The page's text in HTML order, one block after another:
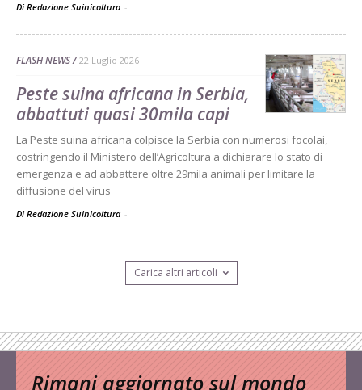
Di Redazione Suinicoltura -
FLASH NEWS 22 Luglio 2026
Peste suina africana in Serbia,
abbattuti quasi 30mila capi
La Peste suina africana colpisce la Serbia con numerosi focolai,
costringendo il Ministero dell’Agricoltura a dichiarare lo stato di
emergenza e ad abbattere oltre 29mila animali per limitare la
diffusione del virus
Di Redazione Suinicoltura -
Carica altri articoli
Rimani aggiornato sul mondo